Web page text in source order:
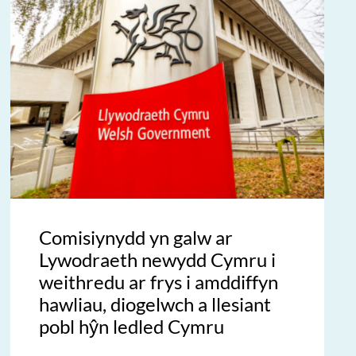
Comisiynydd yn galw ar
Lywodraeth newydd Cymru i
weithredu ar frys i amddiffyn
hawliau, diogelwch a llesiant
pobl hŷn ledled Cymru